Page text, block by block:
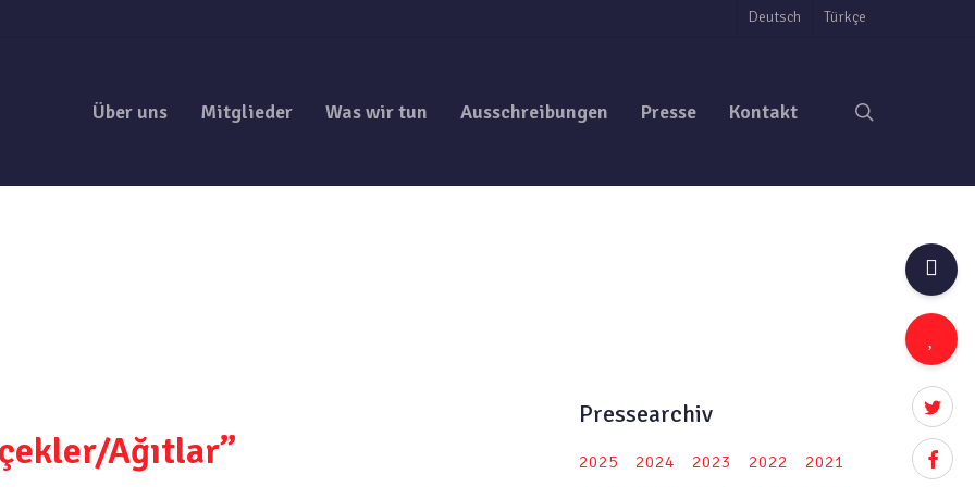
twitter
Deutsch Türkçe
Über uns Mitglieder Was wir tun Ausschreibungen Presse Kontakt
Ağıtlar”
Pressearchiv
2025 2024 2023 2022
2021